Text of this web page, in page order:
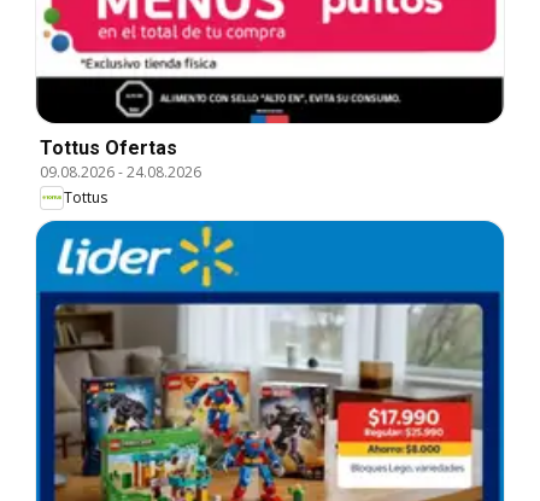
Tottus Ofertas
09.08.2026-24.08.2026
Tottus